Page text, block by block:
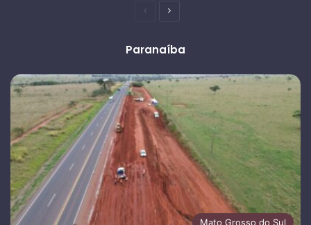
PáginaPróxima
Paranaíba
Mato Grosso do Sul